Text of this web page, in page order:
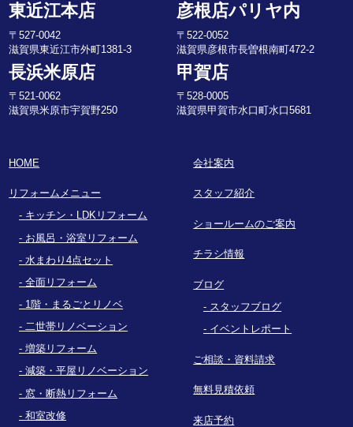
東近江本店
〒527-0042
滋賀県東近江市外町1381-3
彦根店パリヤ内
〒522-0052
滋賀県彦根市長曽根南町472-2
長浜米原店
〒521-0062
滋賀県米原市宇賀野250
甲賀店
〒528-0005
滋賀県甲賀市水口町水口5681
HOME
リフォームメニュー
キッチン・LDKリフォーム
お風呂・浴室リフォーム
水まわり4点セット
全面リフォーム
1階・まるごとリノベ
二世帯リノベーション
増築リフォーム
減築・平屋リノベーション
窓・断熱リフォーム
和室改修
会社案内
スタッフ紹介
ショールームのご案内
チラシ情報
ブログ
スタッフブログ
イベントレポート
ご相談・資料請求
無料見積依頼
来店予約